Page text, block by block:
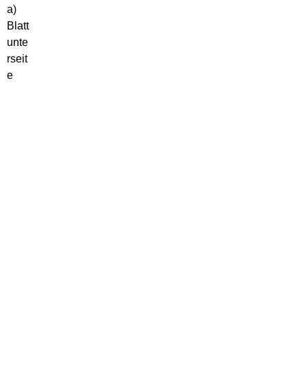
a)
Blatt
unte
rseit
e